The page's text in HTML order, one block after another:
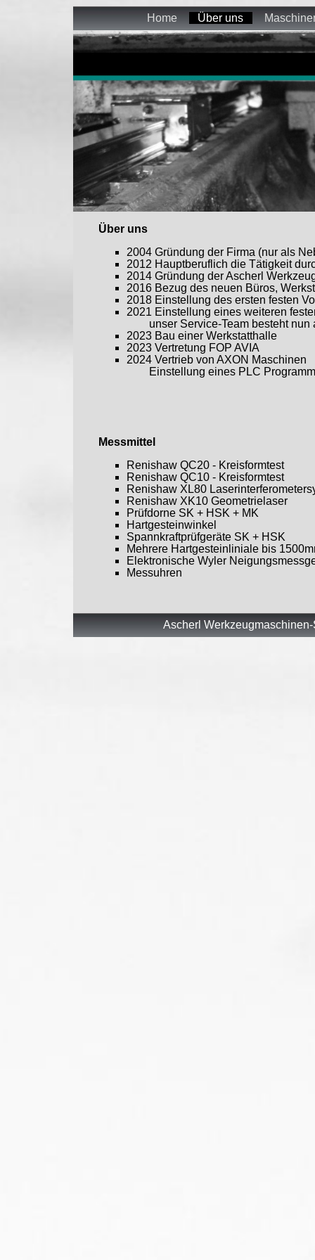
Home Über uns
Über uns
2004 Gründung der Firma (nur als
2012 Hauptberuflich die Tätigkeit
2014 Gründung der Ascherl
2016 Bezug des neuen Büros,
2018 Einstellung des ersten festen
2021 Einstellung eines weiteren
unser Service-Team besteht nun
2023 Bau einer Werkstatthalle
2023 Vertretung FOP AVIA
2024 Vertrieb von AXON Maschinen
Einstellung eines PLC
Messmittel
Renishaw QC20 - Kreisformtest
Renishaw QC10 - Kreisformtest
Renishaw XL80
Renishaw XK10 Geometrielaser
Prüfdorne SK + HSK + MK
Hartgesteinwinkel
Spannkraftprüfgeräte SK + HSK
Mehrere Hartgesteinliniale bis
Elektronische Wyler
Messuhren
Ascherl